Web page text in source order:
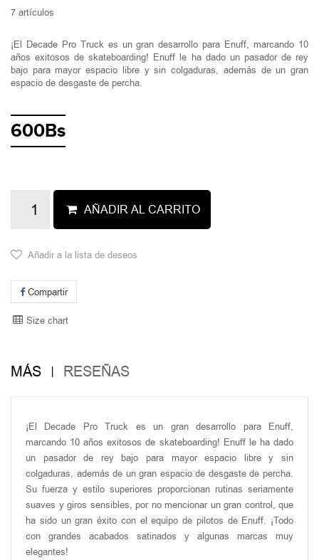
7 artículos
¡El Decade Pro Truck es un gran desarrollo para Enuff, marcando 10
años exitosos de skateboarding! Enuff le ha dado un pasador de rey
bajo para mayor espacio libre y sin colgaduras, además de un gran
espacio de desgaste de percha.
600Bs
AÑADIR AL CARRITO
Añadir a la lista de deseos
Compartir
Size chart
MÁS RESEÑAS
¡El Decade Pro Truck es un gran desarrollo para Enuff,
marcando 10 años exitosos de skateboarding! Enuff le ha dado
un pasador de rey bajo para mayor espacio libre y sin
colgaduras, además de un gran espacio de desgaste de percha.
Su fuerza y estilo superiores proporcionan rutinas seriamente
suaves y giros sensibles, por no mencionar un gran control, que
ha sido un gran éxito con el equipo de pilotos de Enuff. ¡Todo
con grandes acabados satinados y algunas marcas muy
elegantes!